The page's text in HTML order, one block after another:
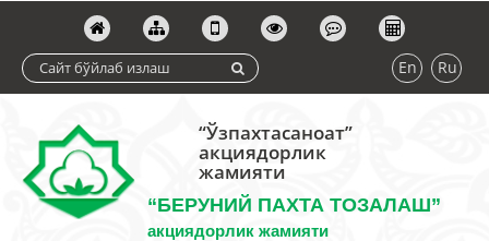
En Ru
“Ўзпахтасаноат”
акциядорлик
жамияти
“БЕРУНИЙ ПАХТА ТОЗАЛАШ”
акциядорлик жамияти